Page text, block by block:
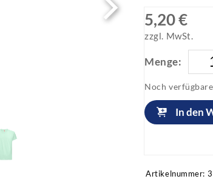
5,20 €
zzgl. MwSt.
Menge:
Noch
In den
Artikelnummer: